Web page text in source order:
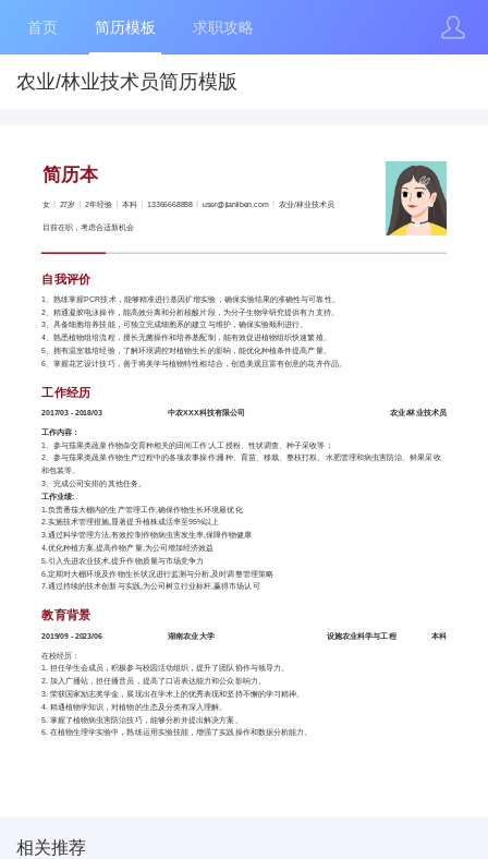
首页 简历模板 求职攻略
农业/林业技术员简历模版
简历本
女 27岁 2年经验 本科 13366668888 user@jianliben.com 农业/林业技术员
目前在职，考虑合适新机会
自我评价
1、熟练掌握PCR技术，能够精准进行基因扩增实验，确保实验结果的准确性与可靠性。
2、精通凝胶电泳操作，能高效分离和分析核酸片段，为分子生物学研究提供有力支持。
3、具备细胞培养技能，可独立完成细胞系的建立与维护，确保实验顺利进行。
4、熟悉植物组培流程，擅长无菌操作和培养基配制，能有效促进植物组织快速繁殖。
5、拥有温室栽培经验，了解环境调控对植物生长的影响，能优化种植条件提高产量。
6、掌握花艺设计技巧，善于将美学与植物特性相结合，创造美观且富有创意的花卉作品。
工作经历
2017/03 - 2018/03 中农XXX科技有限公司 农业/林业技术员
工作内容：
1、参与茄果类蔬菜作物杂交育种相关的田间工作:人工授粉、性状调查、种子采收等；
2、参与茄果类蔬菜作物生产过程中的各项农事操作:播种、育苗、移栽、整枝打权、水肥管理和病虫害防治、鲜果采收
和包装等。
3、完成公司安排的其他任务。
工作业绩:
1.负责番茄大棚内的生产管理工作,确保作物生长环境最优化
2.实施技术管理措施,显著提升植株成活率至95%以上
3.通过科学管理方法,有效控制作物病虫害发生率,保障作物健康
4.优化种植方案,提高作物产量,为公司增加经济效益
5.引入先进农业技术,提升作物质量与市场竞争力
6.定期对大棚环境及作物生长状况进行监测与分析,及时调整管理策略
7.通过持续的技术创新与实践,为公司树立行业标杆,赢得市场认可
教育背景
2019/09 - 2023/06 湖南农业大学 设施农业科学与工程 本科
在校经历：
1. 担任学生会成员，积极参与校园活动组织，提升了团队协作与领导力。
2. 加入广播站，担任播音员，提高了口语表达能力和公众影响力。
3. 荣获国家励志奖学金，展现出在学术上的优秀表现和坚持不懈的学习精神。
4. 精通植物学知识，对植物的生态及分类有深入理解。
5. 掌握了植物病虫害防治技巧，能够分析并提出解决方案。
6. 在植物生理学实验中，熟练运用实验技能，增强了实践操作和数据分析能力。
相关推荐